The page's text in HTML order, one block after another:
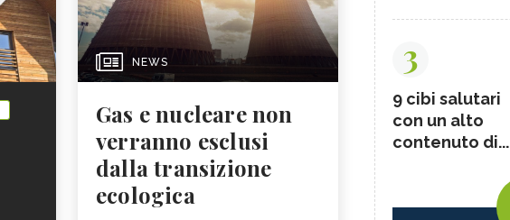
NEWS
Gas e nucleare non
verranno esclusi
dalla transizione
ecologica
3
9 cibi salutari
con un alto
contenuto di...